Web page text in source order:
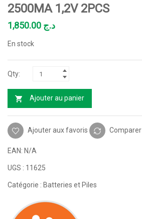
2500MA 1,2V 2PCS
د.ج
En stock
Ajouter au panier
Ajouter aux favoris Comparer
EAN: N/A
UGS : 11625
Catégorie : Batteries et Piles